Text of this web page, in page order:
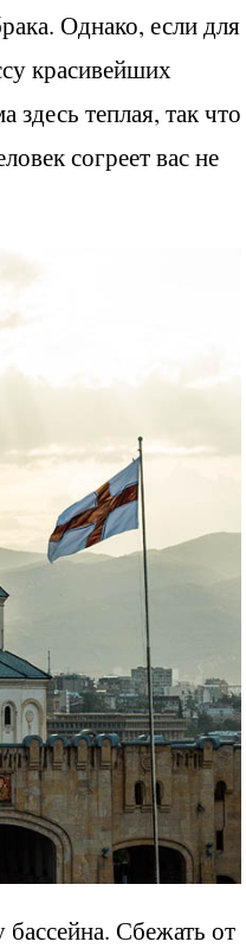
Однако, если для
красивейших
теплая, так что
согреет вас не
бассейна. Сбежать от